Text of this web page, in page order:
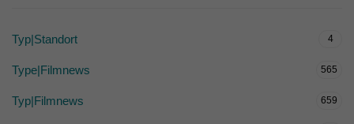
Typ|Standort 4
Type|Filmnews 565
Typ|Filmnews 659